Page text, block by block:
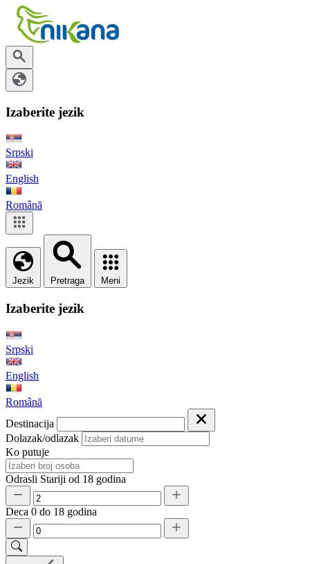
Izaberite jezik
Srpski
English
Română
Jezik Pretraga Meni
Izaberite jezik
Srpski
English
Română
Destinacija
Dolazak/odlazak
Ko putuje
Odrasli Stariji od 18 godina
Deca 0 do 18 godina